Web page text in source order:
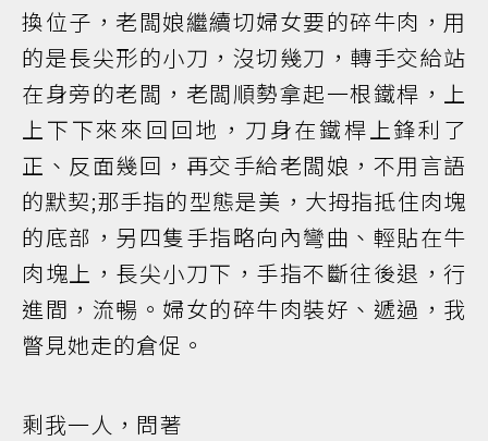
換位子，老闆娘繼續切婦女要的碎牛肉，用
的是長尖形的小刀，沒切幾刀，轉手交給站
在身旁的老闆，老闆順勢拿起一根鐵桿，上
上下下來來回回地，刀身在鐵桿上鋒利了
正、反面幾回，再交手給老闆娘，不用言語
的默契;那手指的型態是美，大拇指抵住肉塊
的底部，另四隻手指略向內彎曲、輕貼在牛
肉塊上，長尖小刀下，手指不斷往後退，行
進間，流暢。婦女的碎牛肉裝好、遞過，我
瞥見她走的倉促。
剩我一人，問著